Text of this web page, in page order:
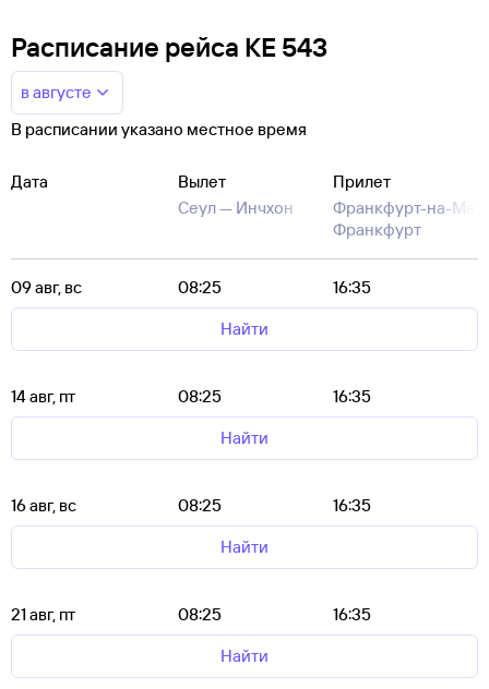
Расписание рейса KE 543
в августе
В расписании указано местное время
Дата
Вылет
Сеул — Инчхон
Прилет
Франкфурт-на-
Франкфурт
09 авг, вс 08:25
16:35
Найти
14 авг, пт 08:25
16:35
Найти
16 авг, вс 08:25
16:35
Найти
21 авг, пт 08:25
16:35
Найти